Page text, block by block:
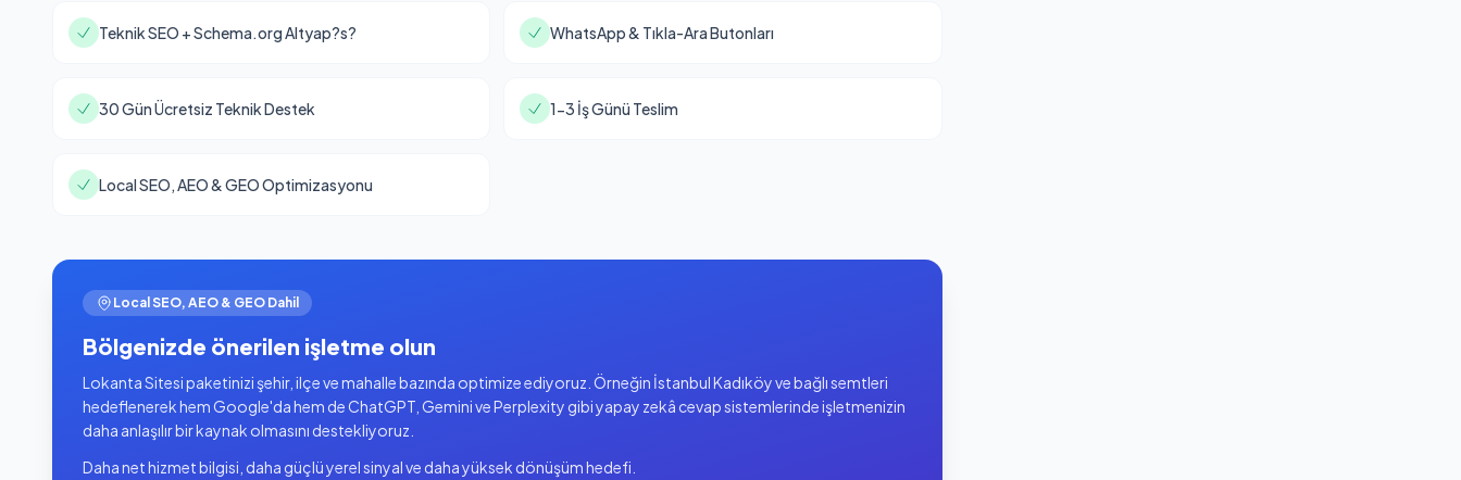
Teknik SEO + Schema.org Altyap?s? WhatsApp & Tıkla-Ara Butonları
30 Gün Ücretsiz Teknik Destek 1-3 İş Günü Teslim
Local SEO, AEO & GEO Optimizasyonu
Local SEO, AEO & GEO Dahil
Bölgenizde önerilen işletme olun
Lokanta Sitesi paketinizi şehir, ilçe ve mahalle bazında optimize ediyoruz. Örneğin İstanbul Kadıköy ve bağlı semtleri
hedeflenerek hem Google'da hem de ChatGPT, Gemini ve Perplexity gibi yapay zekâ cevap sistemlerinde işletmenizin
daha anlaşılır bir kaynak olmasını destekliyoruz.
Daha net hizmet bilgisi, daha güçlü yerel sinyal ve daha yüksek dönüşüm hedefi.